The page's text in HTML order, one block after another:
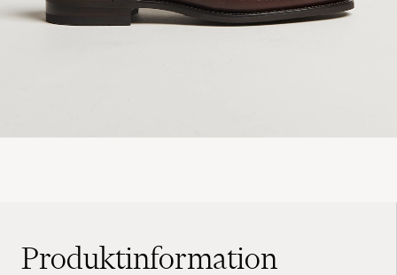
Produktinformation